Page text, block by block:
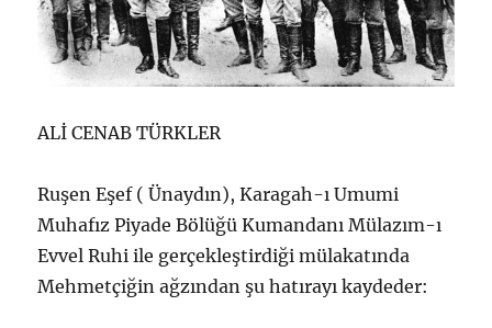
ALİ CENAB TÜRKLER
Ruşen Eşef ( Ünaydın), Karagah-ı Umumi
Muhafız Piyade Bölüğü Kumandanı Mülazım-ı
Evvel Ruhi ile gerçekleştirdiği mülakatında
Mehmetçiğin ağzından şu hatırayı kaydeder: